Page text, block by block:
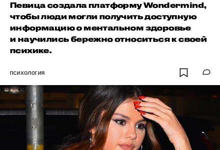
Певица создала платформу Wondermind,
чтобы люди могли получить доступную
информацию о ментальном здоровье
и научились бережно относиться к своей
психике.
психология